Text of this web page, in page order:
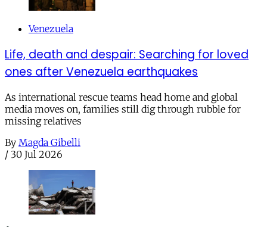
Venezuela
Life, death and despair: Searching for loved
ones after Venezuela earthquakes
As international rescue teams head home and global
media moves on, families still dig through rubble for
missing relatives
By Magda Gibelli
/ 30 Jul 2026